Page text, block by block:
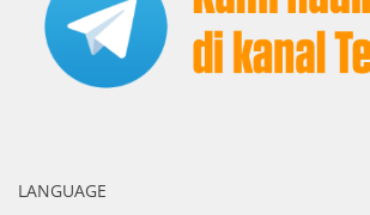
LANGUAGE